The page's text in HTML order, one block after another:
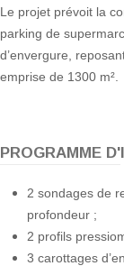
Le projet prévoit la
parking de
d’envergure,
emprise de 1300 m².
PROGRAMME
2 sondages de
profondeur ;
2 profils
3 carottages